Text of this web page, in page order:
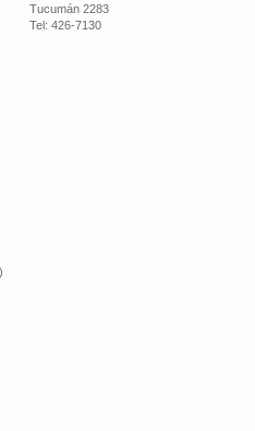
Tucumán 2283
Tel: 426-7130